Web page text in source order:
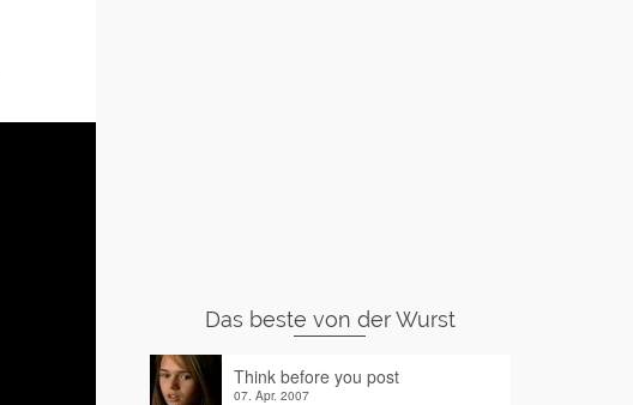
Das beste von der Wurst
Think before you post
07. Apr. 2007